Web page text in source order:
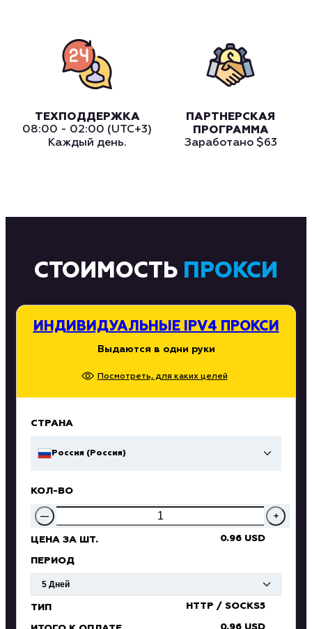
ТЕХПОДДЕРЖКА
08:00 - 02:00 (UTC+3)
Каждый день.
ПАРТНЕРСКАЯ
ПРОГРАММА
Заработано $63
СТОИМОСТЬ ПРОКСИ
ИНДИВИДУАЛЬНЫЕ IPV4 ПРОКСИ
Выдаются в одни руки
Посмотреть, для каких целей
СТРАНА
Россия (Россия)
КОЛ-ВО
— +
ЦЕНА ЗА ШТ. 0.96 USD
ПЕРИОД
ТИП HTTP / SOCKS5